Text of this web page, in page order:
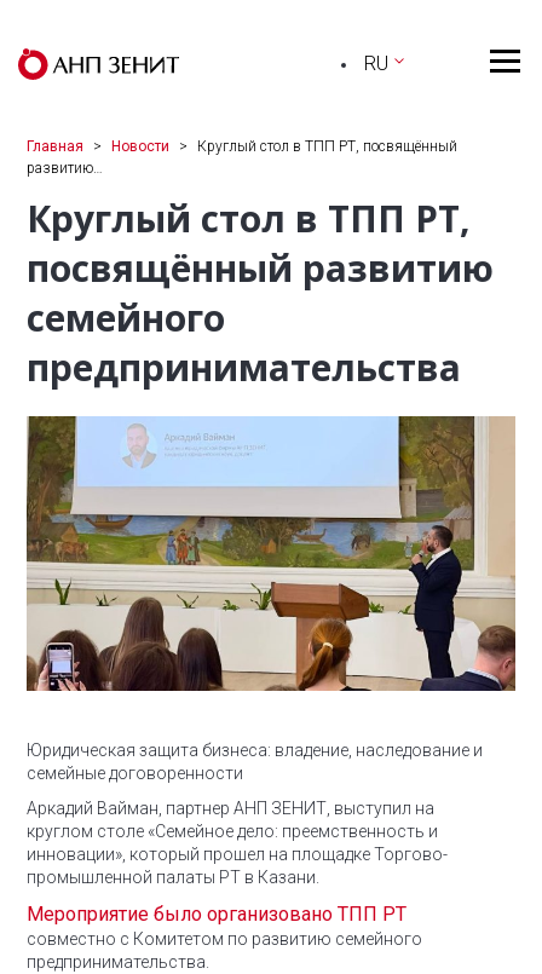
RU
Главная Новости
Круглый стол в ТПП РТ, посвящённый
развитию…
Круглый стол в ТПП РТ,
посвящённый развитию
семейного
предпринимательства
Юридическая защита бизнеса: владение, наследование и
семейные договоренности
Аркадий Вайман, партнер АНП ЗЕНИТ, выступил на
круглом столе «Семейное дело: преемственность и
инновации», который прошел на площадке Торгово-
промышленной палаты РТ в Казани.
Мероприятие было организовано ТПП РТ
совместно с Комитетом по развитию семейного
предпринимательства.